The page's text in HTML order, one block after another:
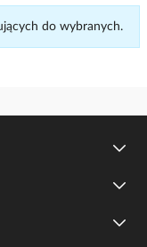
do wybranych.